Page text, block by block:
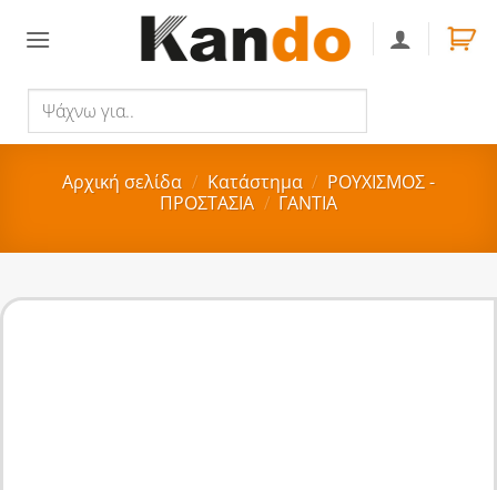
για..
Αρχική σελίδα / Κατάστημα / ΡΟΥΧΙΣΜΟΣ -
ΠΡΟΣΤΑΣΙΑ / ΓΑΝΤΙΑ